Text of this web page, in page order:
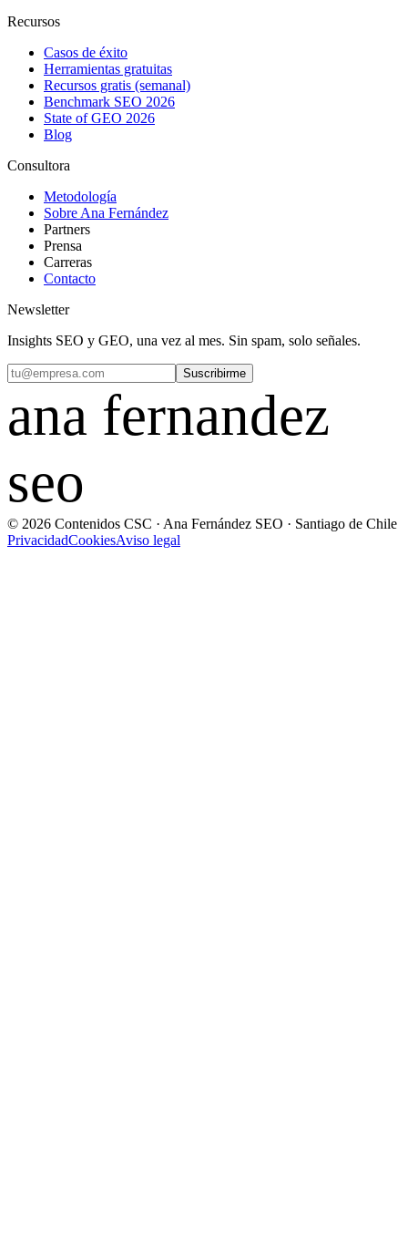
Recursos
Casos de éxito
Herramientas gratuitas
Recursos gratis (semanal)
Benchmark SEO 2026
State of GEO 2026
Blog
Consultora
Metodología
Sobre Ana Fernández
Partners
Prensa
Carreras
Contacto
Newsletter
Insights SEO y GEO, una vez al mes. Sin spam, solo señales.
Suscribirme
ana fernandez
seo
© 2026 Contenidos CSC · Ana Fernández SEO · Santiago de Chile
PrivacidadCookiesAviso legal